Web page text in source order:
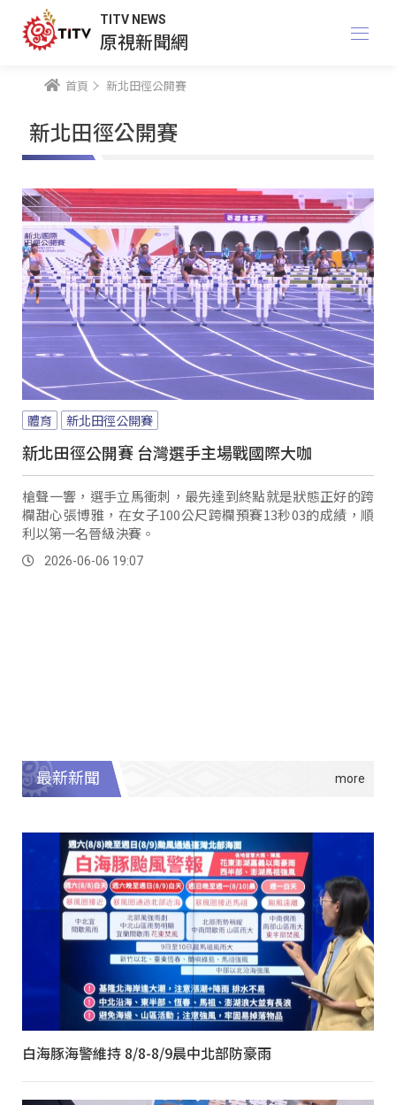
TITV NEWS
原視新聞網
首頁 新北田徑公開賽
新北田徑公開賽
體育 新北田徑公開賽
新北田徑公開賽 台灣選手主場戰國際大咖
槍聲一響，選手立馬衝刺，最先達到終點就是狀態正好的跨
欄甜心張博雅，在女子100公尺跨欄預賽13秒03的成績，順
利以第一名晉級決賽。
2026-06-06 19:07
最新新聞
白海豚海警維持 8/8-8/9晨中北部防豪雨